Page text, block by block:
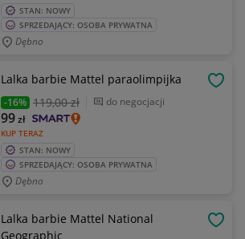
STAN: NOWY
SPRZEDAJĄCY: OSOBA PRYWATNA
Dębno
Lalka barbie Mattel paraolimpijka
-16% 119,00 zł do negocjacji
KUP TERAZ
99zł
STAN: NOWY
SPRZEDAJĄCY: OSOBA PRYWATNA
Dębno
Lalka barbie Mattel National
Geographic